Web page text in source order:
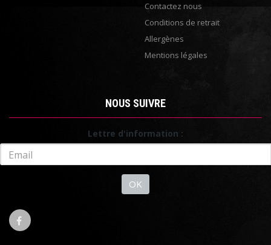
Contactez nous
Conditions de retrait
Allergènes
Mentions légales
NOUS SUIVRE
Lettre d'information :
OK